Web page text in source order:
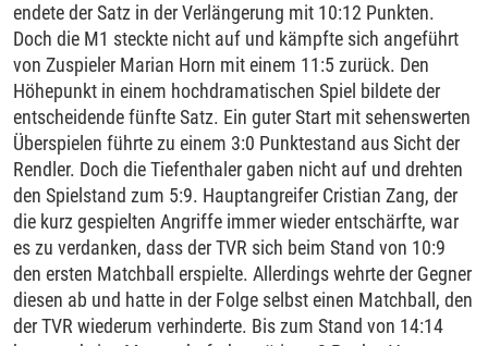
endete der Satz in der Verlängerung mit 10:12 Punkten.
Doch die M1 steckte nicht auf und kämpfte sich angeführt
von Zuspieler Marian Horn mit einem 11:5 zurück. Den
Höhepunkt in einem hochdramatischen Spiel bildete der
entscheidende fünfte Satz. Ein guter Start mit sehenswerten
Überspielen führte zu einem 3:0 Punktestand aus Sicht der
Rendler. Doch die Tiefenthaler gaben nicht auf und drehten
den Spielstand zum 5:9. Hauptangreifer Cristian Zang, der
die kurz gespielten Angriffe immer wieder entschärfte, war
es zu verdanken, dass der TVR sich beim Stand von 10:9
den ersten Matchball erspielte. Allerdings wehrte der Gegner
diesen ab und hatte in der Folge selbst einen Matchball, den
der TVR wiederum verhinderte. Bis zum Stand von 14:14